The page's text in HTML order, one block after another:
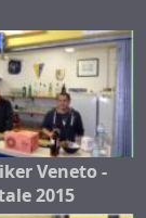
Veneto -
2015